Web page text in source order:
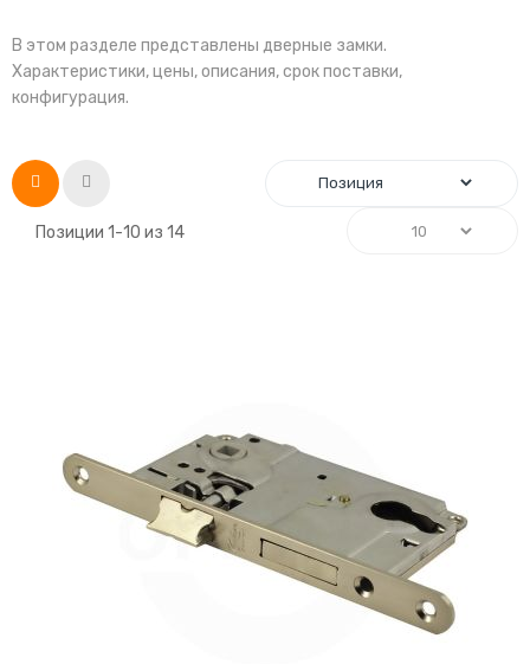
В этом разделе представлены дверные замки.
Характеристики, цены, описания, срок поставки,
конфигурация.
Список
Позиции 1-10 из 14